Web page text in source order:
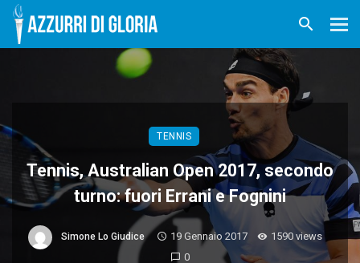
TENNIS
Tennis, Australian Open 2017, secondo
turno: fuori Errani e Fognini
Simone Lo Giudice 19 Gennaio 2017
1590 views
0